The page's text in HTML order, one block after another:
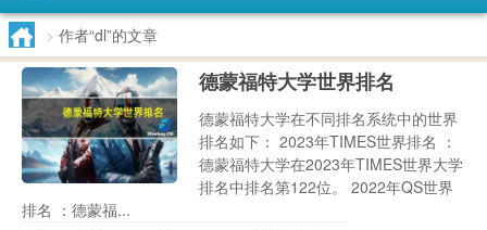
> 作者“dl”的文章
德蒙福特大学世界排名
德蒙福特大学在不同排名系统中的世界
排名如下： 2023年TIMES世界排名 ：
德蒙福特大学在2023年TIMES世界大学
排名中排名第122位。 2022年QS世界
排名 ：德蒙福...